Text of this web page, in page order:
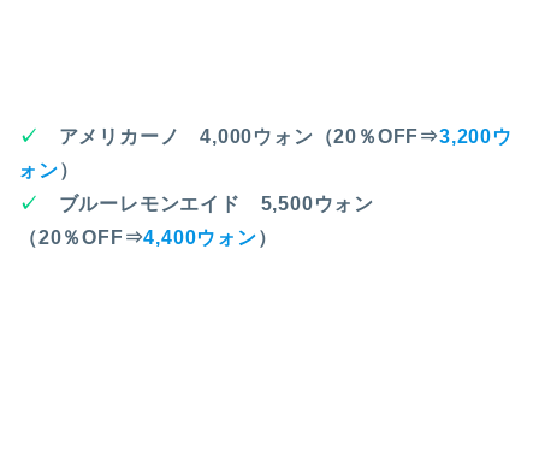
✓ アメリカーノ 4,000ウォン（20％OFF⇒3,200ウ
ォン）
✓
ブルーレモンエイド 5,500ウォン
（20％OFF⇒4,400ウォン）